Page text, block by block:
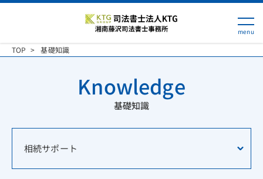
TOP 基礎知識
Knowledge
基礎知識
相続サポート